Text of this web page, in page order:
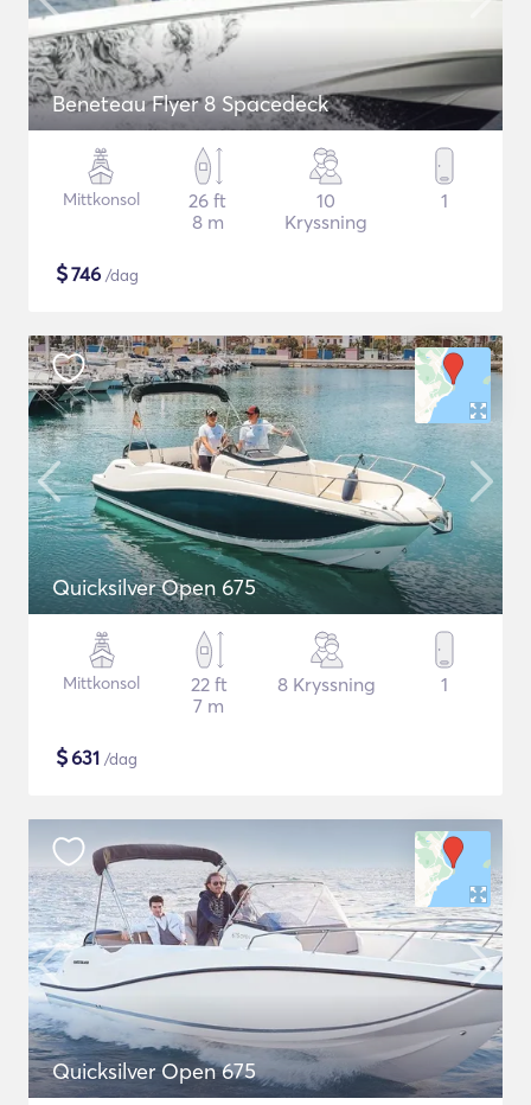
Beneteau Flyer 8 Spacedeck
Mittkonsol
26 ft
8 m
10
Kryssning
1
$746 /dag
Quicksilver Open 675
Mittkonsol
22 ft
7 m
8 Kryssning 1
$631 /dag
Quicksilver Open 675